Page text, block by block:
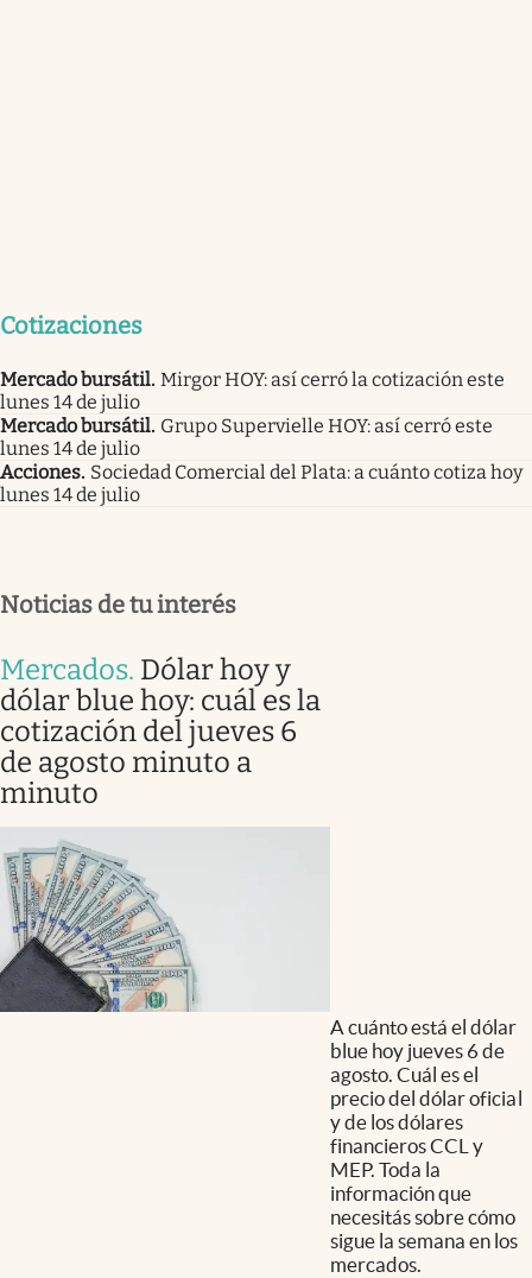
Cotizaciones
Mercado bursátil. Mirgor HOY: así cerró la cotización este
lunes 14 de julio
Mercado bursátil. Grupo Supervielle HOY: así cerró este
lunes 14 de julio
Acciones. Sociedad Comercial del Plata: a cuánto cotiza hoy
lunes 14 de julio
Noticias de tu interés
Mercados. Dólar hoy y
dólar blue hoy: cuál es la
cotización del jueves 6
de agosto minuto a
minuto
A cuánto está el dólar
blue hoy jueves 6 de
agosto. Cuál es el
precio del dólar oficial
y de los dólares
financieros CCL y
MEP. Toda la
información que
necesitás sobre cómo
sigue la semana en los
mercados.